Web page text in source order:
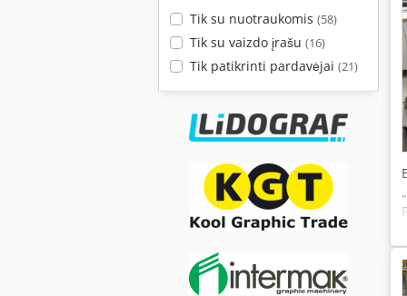
Tik su nuotraukomis (58)
Tik su vaizdo įrašu (16)
Tik patikrinti pardavėjai (21)